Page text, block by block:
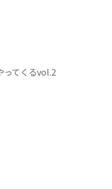
ってくるvol.2